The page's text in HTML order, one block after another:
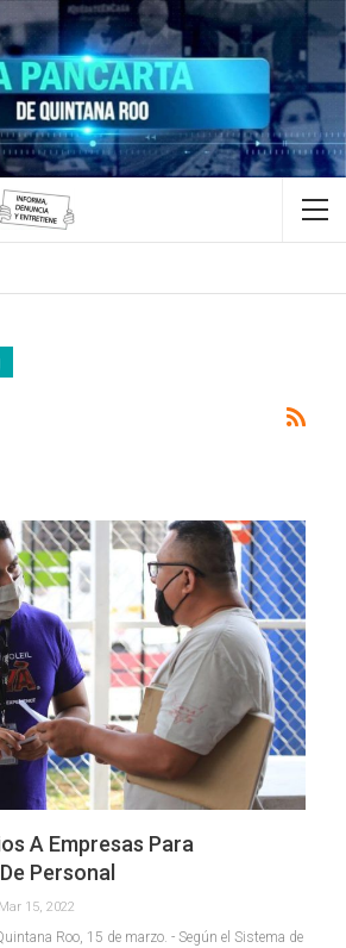
A Empresas Para
Personal
Mar 15, 2022
Roo, 15 de marzo. - Según el Sistema de